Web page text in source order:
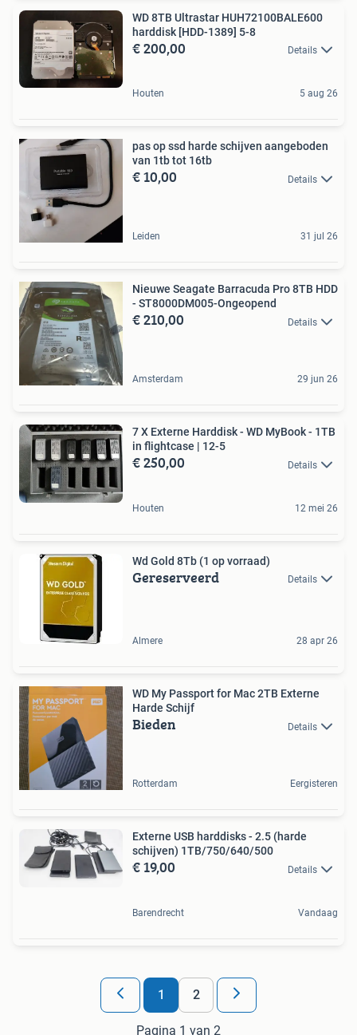
WD 8TB Ultrastar HUH72100BALE600
harddisk [HDD-1389] 5-8
€ 200,00 Details
Houten 5 aug 26
pas op ssd harde schijven aangeboden
van 1tb tot 16tb
€ 10,00 Details
Leiden 31 jul 26
Nieuwe Seagate Barracuda Pro 8TB HDD
- ST8000DM005-Ongeopend
€ 210,00 Details
Amsterdam 29 jun 26
7 X Externe Harddisk - WD MyBook - 1TB
in flightcase | 12-5
€ 250,00 Details
Houten 12 mei 26
Wd Gold 8Tb (1 op vorraad)
Gereserveerd Details
Almere 28 apr 26
WD My Passport for Mac 2TB Externe
Harde Schijf
Bieden Details
Rotterdam Eergisteren
Externe USB harddisks - 2.5 (harde
schijven) 1TB/750/640/500
€ 19,00 Details
Barendrecht Vandaag
1 2
Pagina 1 van 2